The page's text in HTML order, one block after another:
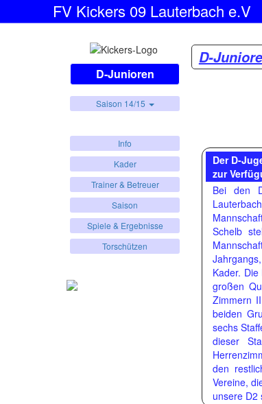
FV Kickers 09 Lauterbach e.V
D-Junioren
Saison 14/15
Info
Kader
Trainer & Betreuer
Saison
Spiele & Ergebnisse
Torschützen
D-
Der D-
zur
Bei den
Schelb
Kader.
großen
Zimmern
beiden
sechs
dieser
den
Vereine,
unsere D2